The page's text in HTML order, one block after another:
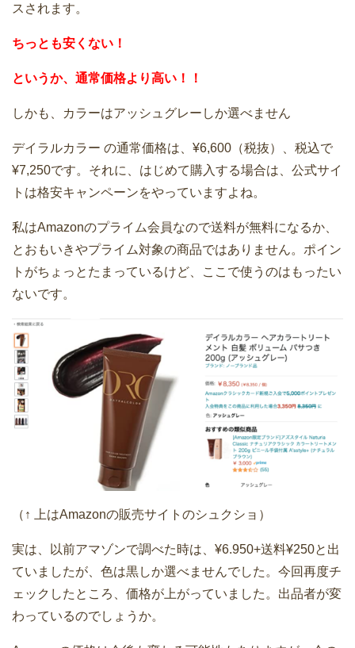
スされます。
ちっとも安くない！
というか、通常価格より高い！！
しかも、カラーはアッシュグレーしか選べません
デイラルカラー の通常価格は、¥6,600（税抜）、税込で
¥7,250です。それに、はじめて購入する場合は、公式サイ
トは格安キャンペーンをやっていますよね。
私はAmazonのプライム会員なので送料が無料になるか、
とおもいきやプライム対象の商品ではありません。ポイン
トがちょっとたまっているけど、ここで使うのはもったい
ないです。
（↑ 上はAmazonの販売サイトのシュクショ）
実は、以前アマゾンで調べた時は、¥6.950+送料¥250と出
ていましたが、色は黒しか選べませんでした。今回再度チ
ェックしたところ、価格が上がっていました。出品者が変
わっているのでしょうか。